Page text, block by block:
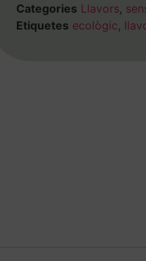
Categories Llavors,
Etiquetes ecològic,